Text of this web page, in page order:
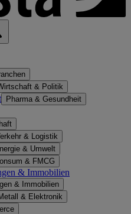
& Politik
Pharma & Gesundheit
& Logistik
& Umwelt
& FMCG
& Immobilien
& Immobilien
& Elektronik